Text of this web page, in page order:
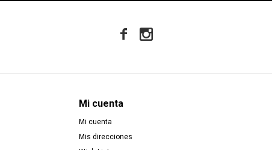
Mi cuenta
Mi cuenta
Mis direcciones
 